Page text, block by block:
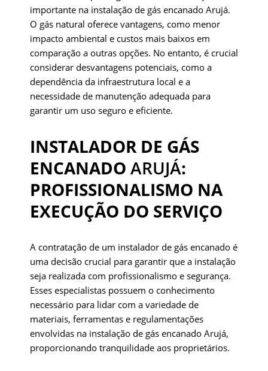
importante na instalação de gás encanado Arujá.
O gás natural oferece vantagens, como menor
impacto ambiental e custos mais baixos em
comparação a outras opções. No entanto, é crucial
considerar desvantagens potenciais, como a
dependência da infraestrutura local e a
necessidade de manutenção adequada para
garantir um uso seguro e eficiente.
INSTALADOR DE GÁS
ENCANADO ARUJÁ:
PROFISSIONALISMO NA
EXECUÇÃO DO SERVIÇO
A contratação de um instalador de gás encanado é
uma decisão crucial para garantir que a instalação
seja realizada com profissionalismo e segurança.
Esses especialistas possuem o conhecimento
necessário para lidar com a variedade de
materiais, ferramentas e regulamentações
envolvidas na instalação de gás encanado Arujá,
proporcionando tranquilidade aos proprietários.